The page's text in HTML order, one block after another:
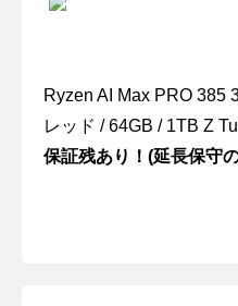
Ryzen AI Max PRO 385
レッド / 64GB / 1TB Z
保証残あり！(延長保守